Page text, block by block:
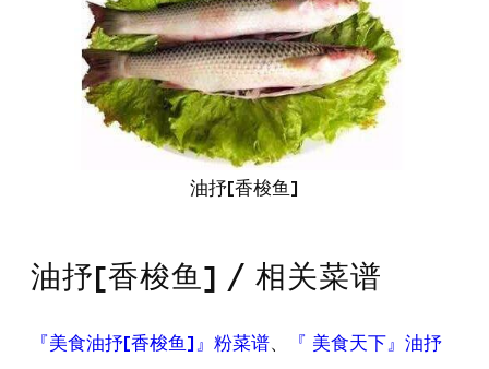
油抒[香梭鱼]
油抒[香梭鱼] / 相关菜谱
『美食油抒[香梭鱼]』粉菜谱、
『 美食天下』油抒